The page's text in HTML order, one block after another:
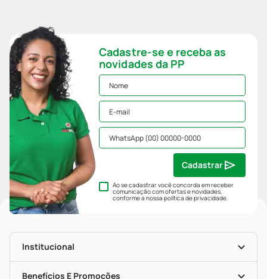
Cadastre-se e receba as
novidades da PP
Ao se cadastrar você concorda em receber
comunicação com ofertas e novidades,
conforme a nossapolítica de privacidade.
Cadastrar
Institucional
História
Nossas Lojas
Benefícios E Promoções